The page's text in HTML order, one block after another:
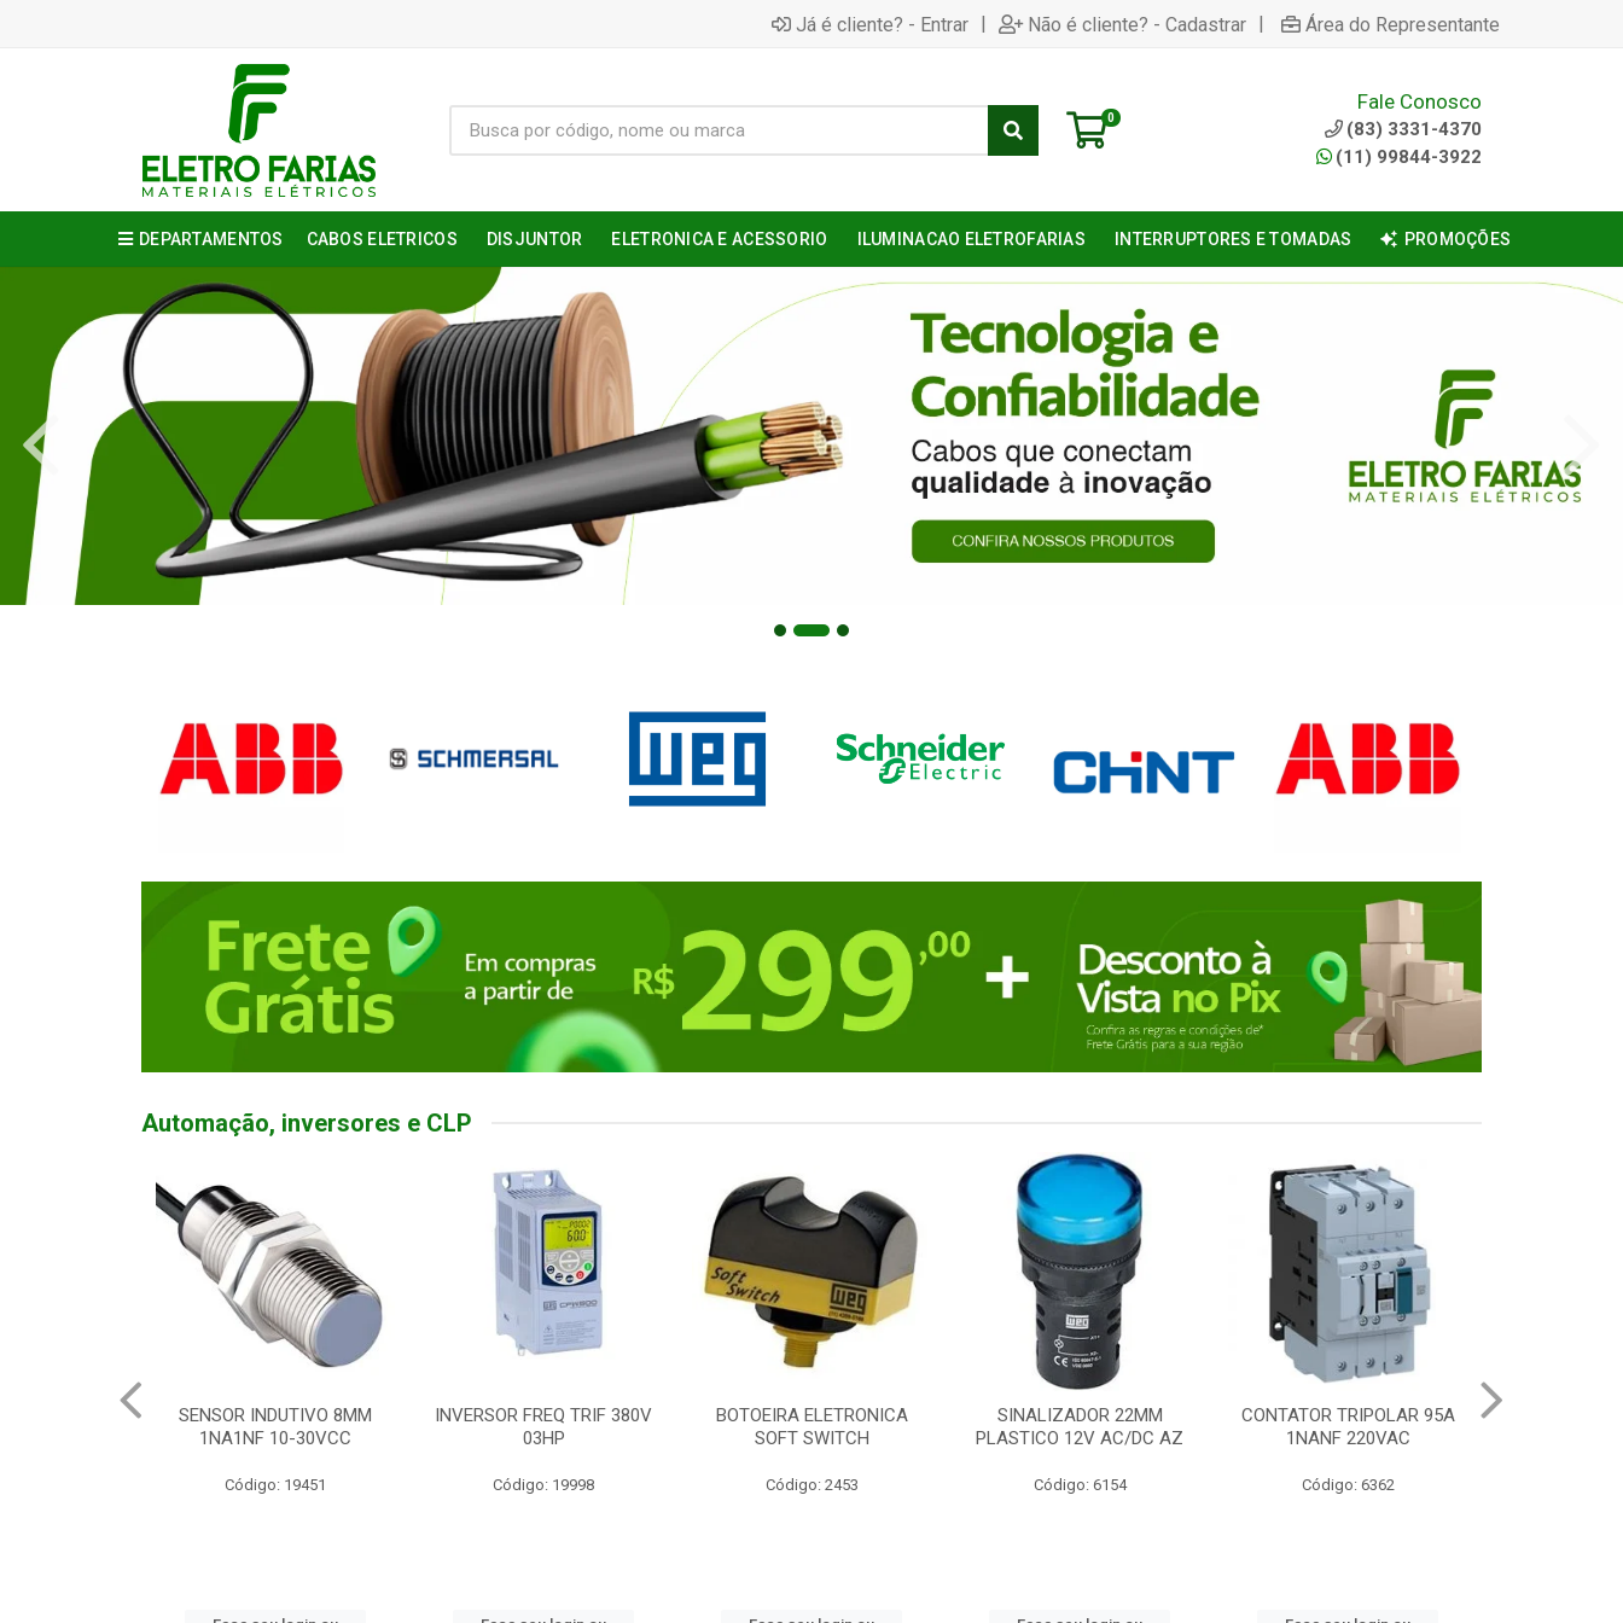
Já é cliente? - Entrar | Não é cliente? - Cadastrar | Área do Representante
0
Fale Conosco
(83) 3331-4370
(11) 99844-3922
DEPARTAMENTOS CABOS ELETRICOS DISJUNTOR ELETRONICA E ACESSORIO ILUMINACAO ELETROFARIAS INTERRUPTORES E TOMADAS PROMOÇÕES
Automação, inversores e CLP
SENSOR INDUTIVO 8MM
1NA1NF 10-30VCC
Código: 19451
INVERSOR FREQ TRIF 380V
03HP
Código: 19998
BOTOEIRA ELETRONICA
SOFT SWITCH
Código: 2453
SINALIZADOR 22MM
PLASTICO 12V AC/DC AZ
Código: 6154
CONTATOR TRIPOLAR 95A
1NANF 220VAC
Código: 6362